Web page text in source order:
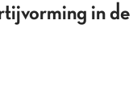
in de